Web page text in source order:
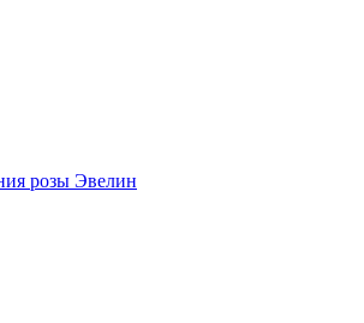
розы Эвелин